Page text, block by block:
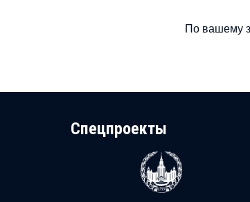
По вашему
Cпецпроекты